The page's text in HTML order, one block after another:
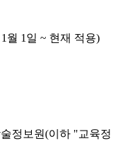
월 1일 ~ 현재 적용)
정보원(이하 "교육정